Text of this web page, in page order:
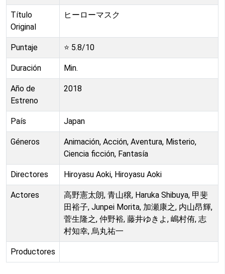
Título
Original
ヒーローマスク
Puntaje ⭐ 5.8/10
Duración Min.
Año de
Estreno
2018
País Japan
Géneros
Animación, Acción, Aventura, Misterio,
Ciencia ficción, Fantasía
Directores Hiroyasu Aoki, Hiroyasu Aoki
Actores
高野憲太朗, 青山穣, Haruka Shibuya, 甲斐
田裕子, Junpei Morita, 加瀬康之, 内山昂輝,
菅生隆之, 仲野裕, 藤井ゆきよ, 嶋村侑, 志
村知幸, 烏丸祐一
Productores